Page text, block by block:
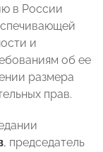
в России
и
об ее
размера
прав.
, председатель